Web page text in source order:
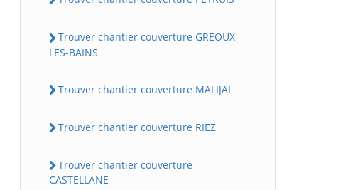
Trouver chantier couverture GREOUX-
LES-BAINS
Trouver chantier couverture MALIJAI
Trouver chantier couverture RIEZ
Trouver chantier couverture
CASTELLANE